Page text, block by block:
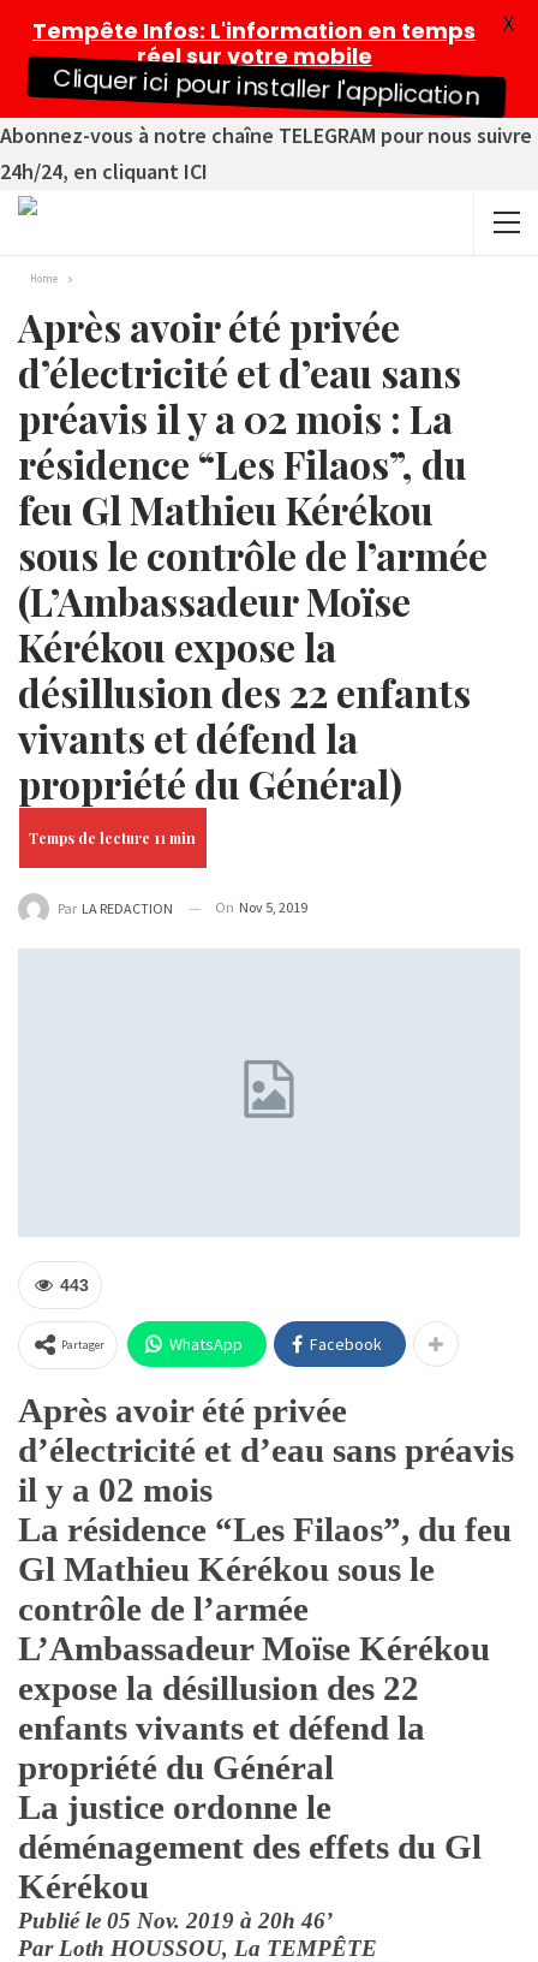
Abonnez-vous à notre chaîne TELEGRAM pour nous suivre
24h/24, en cliquant ICI
Home
Après avoir été privée
d’électricité et d’eau sans
préavis il y a 02 mois : La
résidence “Les Filaos”, du
feu Gl Mathieu Kérékou
sous le contrôle de l’armée
(L’Ambassadeur Moïse
Kérékou expose la
désillusion des 22 enfants
vivants et défend la
propriété du Général)
Par LA REDACTION On Nov 5, 2019
443
Partager WhatsApp Facebook
Après avoir été privée
d’électricité et d’eau sans préavis
il y a 02 mois
La résidence “Les Filaos”, du feu
Gl Mathieu Kérékou sous le
contrôle de l’armée
L’Ambassadeur Moïse Kérékou
expose la désillusion des 22
enfants vivants et défend la
propriété du Général
La justice ordonne le
déménagement des effets du Gl
Kérékou
Publié le 05 Nov. 2019 à 20h 46’
Par Loth HOUSSOU, La TEMPÊTE
Tempête Infos: L'information en temps
réel sur votre mobile
Cliquer ici pour installer l'application
X